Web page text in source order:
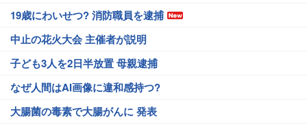
19歳にわいせつ? 消防職員を逮捕
中止の花火大会 主催者が説明
子ども3人を2日半放置 母親逮捕
なぜ人間はAI画像に違和感持つ?
大腸菌の毒素で大腸がんに 発表